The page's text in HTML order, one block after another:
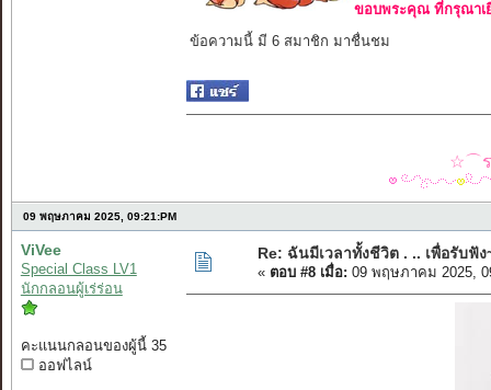
ขอบพระคุณ ที่กรุณาเ
ข้อความนี้ มี 6 สมาชิก มาชื่นชม
☆⌒ร
09 พฤษภาคม 2025, 09:21:PM
ViVee
Special Class LV1
นักกลอนผู้เร่ร่อน
คะแนนกลอนของผู้นี้ 35
ออฟไลน์
Re: ฉันมีเวลาทั้งชีวิต . .. เพื่อรับฟัง
« ตอบ #8 เมื่อ: 09 พฤษภาคม 2025,